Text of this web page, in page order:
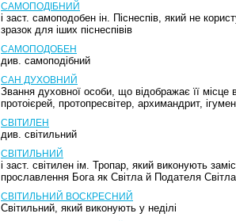
САМОПОДІБНИЙ
і заст. самоподобен ін. Піснеспів, який не
зразок для іших піснеспівів
САМОПОДОБЕН
див. самоподібний
САН ДУХОВНИЙ
Звання духовної особи, що відображає її місце
протоієрей, протопресвітер, архимандрит,
СВІТИЛЕН
див. світильний
СВІТИЛЬНИЙ
і заст. світилен ім. Тропар, який виконують
прославлення Бога як Світла й Подателя
СВІТИЛЬНИЙ ВОСКРЕСНИЙ
Світильний, який виконують у неділі